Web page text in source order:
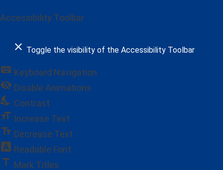
Accessibility Toolbar
close Toggle the visibility of the Accessibility Toolbar
keyboard Keyboard Navigation
visibility_off Disable Animations
nights_stay Contrast
format_size Increase Text
text_fields Decrease Text
font_download Readable Font
title Mark Titles